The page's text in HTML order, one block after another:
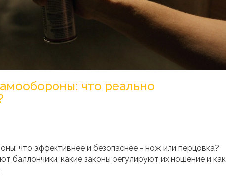
что реально
что эффективнее и безопаснее - нож или перцовка?
баллончики, какие законы регулируют их ношение и как